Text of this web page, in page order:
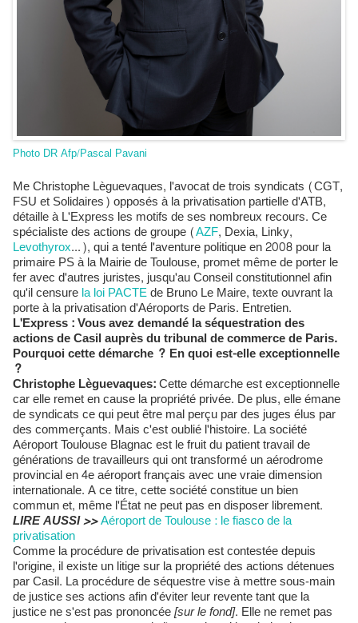
Photo DR Afp/Pascal Pavani
Me Christophe Lèguevaques, l'avocat de trois syndicats (CGT,
FSU et Solidaires) opposés à la privatisation partielle d'ATB,
détaille à L'Express les motifs de ses nombreux recours. Ce
spécialiste des actions de groupe (AZF, Dexia, Linky,
Levothyrox...), qui a tenté l'aventure politique en 2008 pour la
primaire PS à la Mairie de Toulouse, promet même de porter le
fer avec d'autres juristes, jusqu'au Conseil constitutionnel afin
qu'il censurela loi PACTEde Bruno Le Maire, texte ouvrant la
porte à la privatisation d'Aéroports de Paris. Entretien.
L'Express : Vous avez demandé la séquestration des
actions de Casil auprès du tribunal de commerce de Paris.
Pourquoi cette démarche ? En quoi est-elle exceptionnelle
?
Christophe Lèguevaques:Cette démarche est exceptionnelle
car elle remet en cause la propriété privée. De plus, elle émane
de syndicats ce qui peut être mal perçu par des juges élus par
des commerçants. Mais c'est oublié l'histoire. La société
Aéroport Toulouse Blagnac est le fruit du patient travail de
générations de travailleurs qui ont transformé un aérodrome
provincial en 4e aéroport français avec une vraie dimension
internationale. A ce titre, cette société constitue un bien
commun et, même l'État ne peut pas en disposer librement.
LIRE AUSSI >>Aéroport de Toulouse : le fiasco de la
privatisation
Comme la procédure de privatisation est contestée depuis
l'origine, il existe un litige sur la propriété des actions détenues
par Casil. La procédure de séquestre vise à mettre sous-main
de justice ses actions afin d'éviter leur revente tant que la
justice ne s'est pas prononcée[sur le fond]. Elle ne remet pas